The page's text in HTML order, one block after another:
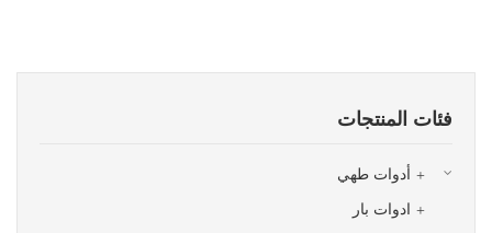
فئات المنتجات
أدوات طهي
ادوات بار